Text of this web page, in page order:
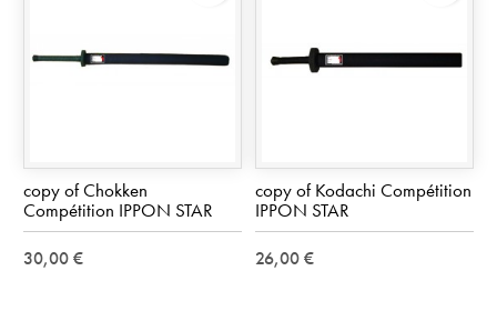
copy of Chokken
Compétition IPPON STAR
30,00 €
copy of Kodachi Compétition
IPPON STAR
26,00 €